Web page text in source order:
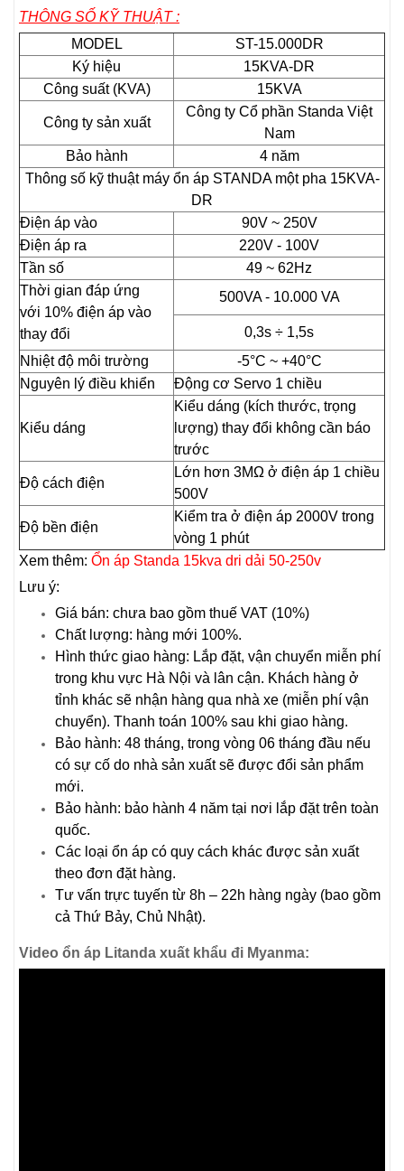
THÔNG SỐ KỸ THUẬT :
MODEL
ST-15.000DR
Ký hiệu
15KVA-DR
Công suất (KVA)
15KVA
Công ty sản xuất
Công ty Cổ phần Standa Việt
Nam
Bảo hành
4 năm
Thông số kỹ thuật máy ổn áp STANDA một pha 15KVA-
DR
Điện áp vào
90V ~ 250V
Điện áp ra
220V - 100V
Tần số
49 ~ 62Hz
Thời gian đáp ứng
với 10% điện áp vào
thay đổi
500VA - 10.000 VA
0,3s ÷ 1,5s
Nhiệt độ môi trường
-5°C ~ +40°C
Nguyên lý điều khiển
Động cơ Servo 1 chiều
Kiểu dáng
Kiểu dáng (kích thước, trọng
lượng) thay đổi không cần báo
trước
Độ cách điện
Lớn hơn 3MΩ ở điện áp 1 chiều
500V
Độ bền điện
Kiểm tra ở điện áp 2000V trong
vòng 1 phút
Xem thêm: Ổn áp Standa 15kva dri dải 50-250v
Lưu ý:
Giá bán: chưa bao gồm thuế VAT (10%)
Chất lượng: hàng mới 100%.
Hình thức giao hàng: Lắp đặt, vận chuyển miễn phí
trong khu vực Hà Nội và lân cận. Khách hàng ở
tỉnh khác sẽ nhận hàng qua nhà xe (miễn phí vận
chuyển). Thanh toán 100% sau khi giao hàng.
Bảo hành: 48 tháng, trong vòng 06 tháng đầu nếu
có sự cố do nhà sản xuất sẽ được đổi sản phẩm
mới.
Bảo hành: bảo hành 4 năm tại nơi lắp đặt trên toàn
quốc.
Các loại ổn áp có quy cách khác được sản xuất
theo đơn đặt hàng.
Tư vấn trực tuyến từ 8h – 22h hàng ngày (bao gồm
cả Thứ Bảy, Chủ Nhật).
Video ổn áp Litanda xuất khẩu đi Myanma: